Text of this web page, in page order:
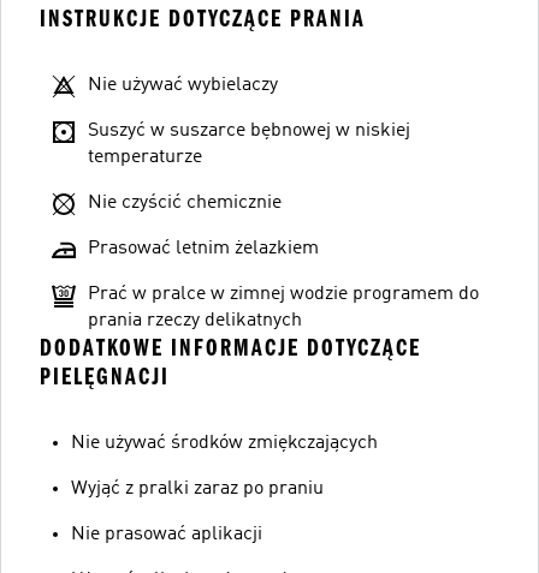
INSTRUKCJE DOTYCZĄCE PRANIA
Nie używać wybielaczy
Suszyć w suszarce bębnowej w niskiej
temperaturze
Nie czyścić chemicznie
Prasować letnim żelazkiem
Prać w pralce w zimnej wodzie programem do
prania rzeczy delikatnych
DODATKOWE INFORMACJE DOTYCZĄCE
PIELĘGNACJI
Nie używać środków zmiękczających
Wyjąć z pralki zaraz po praniu
Nie prasować aplikacji